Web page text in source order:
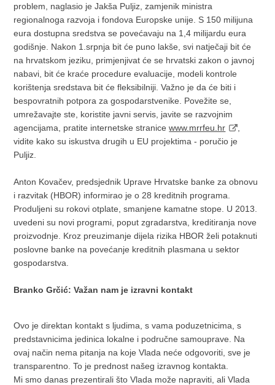
problem, naglasio je Jakša Puljiz, zamjenik ministra
regionalnoga razvoja i fondova Europske unije. S 150 milijuna
eura dostupna sredstva se povećavaju na 1,4 milijardu eura
godišnje. Nakon 1.srpnja bit će puno lakše, svi natječaji bit će
na hrvatskom jeziku, primjenjivat će se hrvatski zakon o javnoj
nabavi, bit će kraće procedure evaluacije, modeli kontrole
korištenja sredstava bit će fleksibilniji. Važno je da će biti i
bespovratnih potpora za gospodarstvenike. Povežite se,
umrežavajte ste, koristite javni servis, javite se razvojnim
agencijama, pratite internetske stranicewww.mrrfeu.hr
vidite kako su iskustva drugih u EU projektima - poručio je
Puljiz.
Anton Kovačev, predsjednik Uprave Hrvatske banke za obnovu
i razvitak (HBOR) informirao je o 28 kreditnih programa.
Produljeni su rokovi otplate, smanjene kamatne stope. U 2013.
uvedeni su novi programi, poput zgradarstva, kreditiranja nove
proizvodnje. Kroz preuzimanje dijela rizika HBOR želi potaknuti
poslovne banke na povećanje kreditnih plasmana u sektor
gospodarstva.
Branko Grčić: Važan nam je izravni kontakt
Ovo je direktan kontakt s ljudima, s vama poduzetnicima, s
predstavnicima jedinica lokalne i područne samouprave. Na
ovaj način nema pitanja na koje Vlada neće odgovoriti, sve je
transparentno. To je prednost našeg izravnog kontakta.
Mi smo danas prezentirali što Vlada može napraviti, ali Vlada